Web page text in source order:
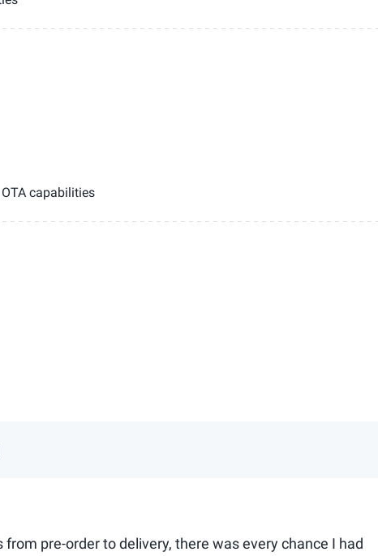
capabilities
pre-order to delivery, there was every chance I had